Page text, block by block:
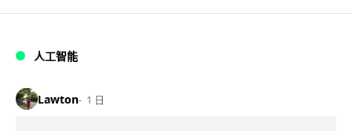
人工智能
Lawton 1 日